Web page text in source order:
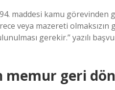
maddesi kamu görevinden
veya mazereti
gerekir.” yazılı
memur geri